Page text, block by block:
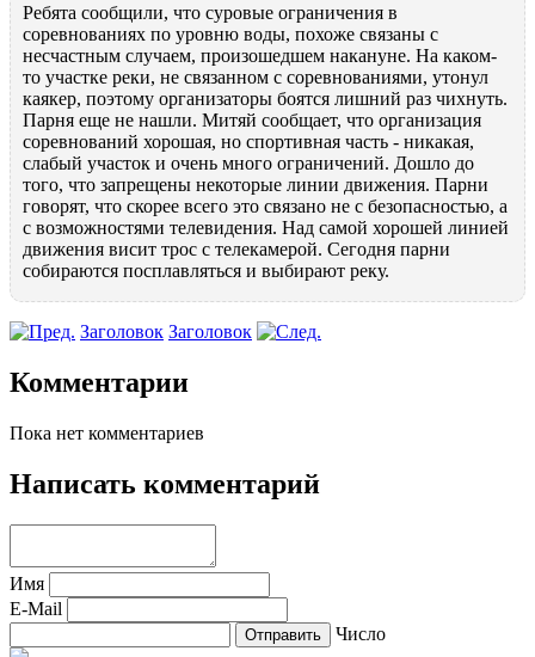
Ребята сообщили, что суровые ограничения в
соревнованиях по уровню воды, похоже связаны с
несчастным случаем, произошедшем накануне. На каком-
то участке реки, не связанном с соревнованиями, утонул
каякер, поэтому организаторы боятся лишний раз чихнуть.
Парня еще не нашли. Митяй сообщает, что организация
соревнований хорошая, но спортивная часть - никакая,
слабый участок и очень много ограничений. Дошло до
того, что запрещены некоторые линии движения. Парни
говорят, что скорее всего это связано не с безопасностью, а
с возможностями телевидения. Над самой хорошей линией
движения висит трос с телекамерой. Сегодня парни
собираются посплавляться и выбирают реку.
Заголовок Заголовок
Комментарии
Пока нет комментариев
Написать комментарий
Имя
E-Mail
Число